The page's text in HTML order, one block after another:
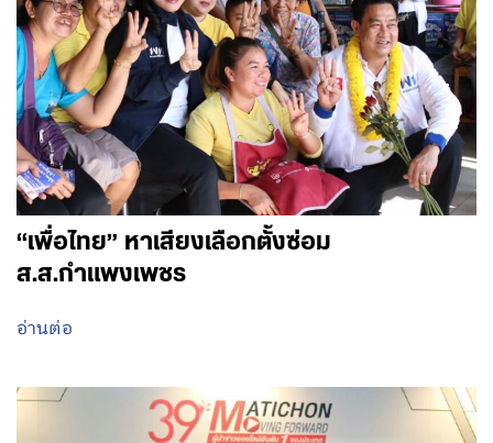
“เพื่อไทย” หาเสียงเลือกตั้งซ่อม
ส.ส.กำแพงเพชร
อ่านต่อ